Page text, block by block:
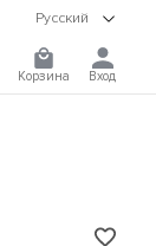
Русский
Корзина Вход